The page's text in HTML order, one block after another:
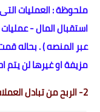
ملحوظة : العمليات
استقبال المال -
عبر المنصه ) . بحاله
مزيفة او غيرها لن يتم
2- الربح من تبادل العملات الرقمية وبيعها عبر بايير .